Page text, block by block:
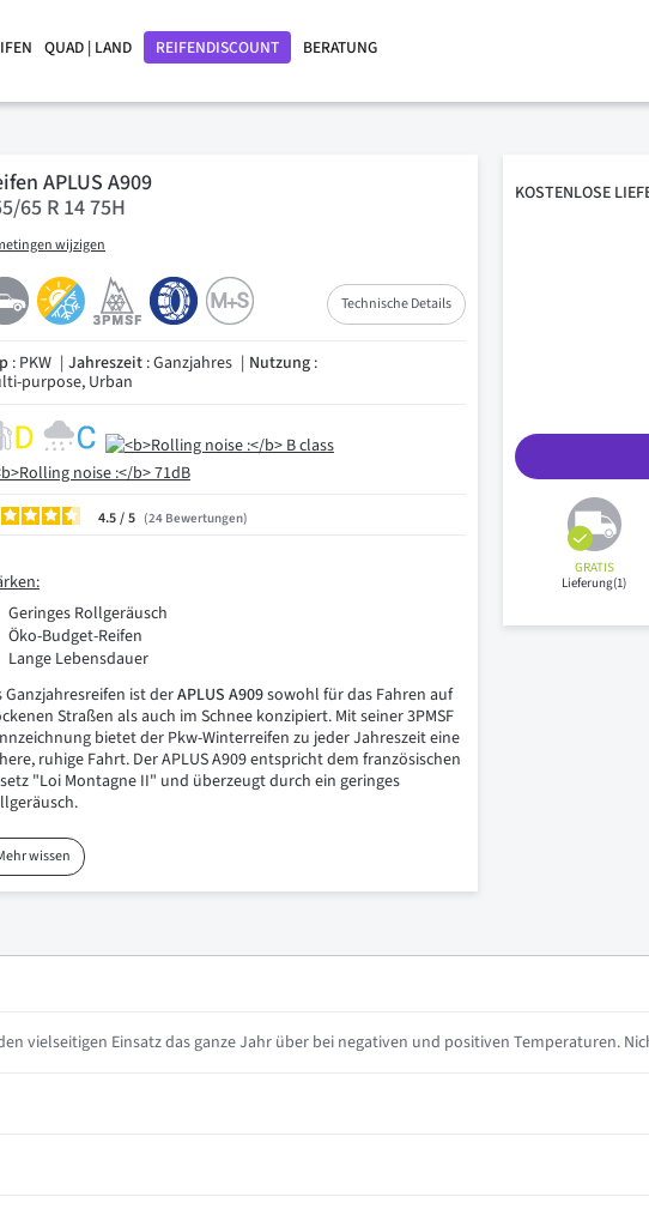
QUAD | LAND REIFENDISCOUNT BERATUNG
APLUS A909
65 R 14 75H
wijzigen
Technische Details
: PKW Jahreszeit: Ganzjahres Nutzung:
purpose, Urban
4.5/ 24 Bewertungen
Geringes Rollgeräusch
Öko-Budget-Reifen
Lange Lebensdauer
Ganzjahresreifen ist derAPLUS A909sowohl für das Fahren auf
Straßen als auch im Schnee konzipiert. Mit seiner 3PMSF
bietet der Pkw-Winterreifen zu jeder Jahreszeit eine
ruhige Fahrt. Der APLUS A909 entspricht dem französischen
"Loi Montagne II" und überzeugt durch ein geringes
wissen
KOSTENLOSE
GRATIS
Lieferung(1)
vielseitigen Einsatz das ganze Jahr über bei negativen und positiven Temperaturen.